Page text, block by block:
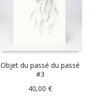
Objet du passé du passé
#3
40,00€